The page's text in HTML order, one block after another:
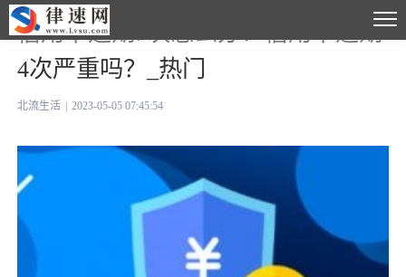
信用卡逾期7次怎么办？信用卡逾期
4次严重吗？_热门
北流生活 2023-05-05 07:45:54